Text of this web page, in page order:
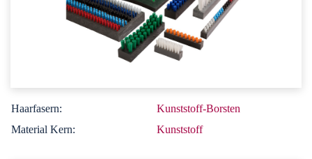
Haarfasern:
Kunststoff-Borsten
Material Kern:
Kunststoff